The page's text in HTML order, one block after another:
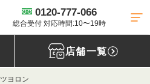
0120-777-066
総合受付 対応時間:10〜19時
店舗一覧
ツヨロン